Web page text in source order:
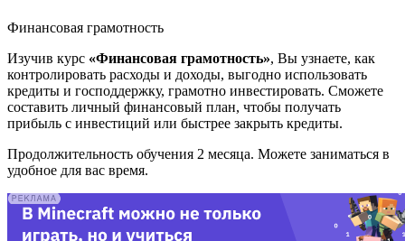
Финансовая грамотность
Изучив курс «Финансовая грамотность», Вы узнаете, как
контролировать расходы и доходы, выгодно использовать
кредиты и господдержку, грамотно инвестировать. Сможете
составить личный финансовый план, чтобы получать
прибыль с инвестиций или быстрее закрыть кредиты.
Продолжительность обучения 2 месяца. Можете заниматься в
удобное для вас время.